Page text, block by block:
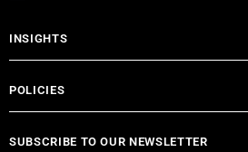
INSIGHTS
POLICIES
SUBSCRIBE TO OUR NEWSLETTER